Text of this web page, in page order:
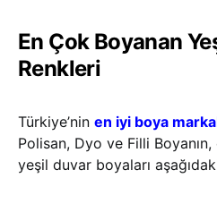
En Çok Boyanan
Renkleri
Türkiye’nin en iyi boya
Polisan, Dyo ve Filli
yeşil duvar boyaları